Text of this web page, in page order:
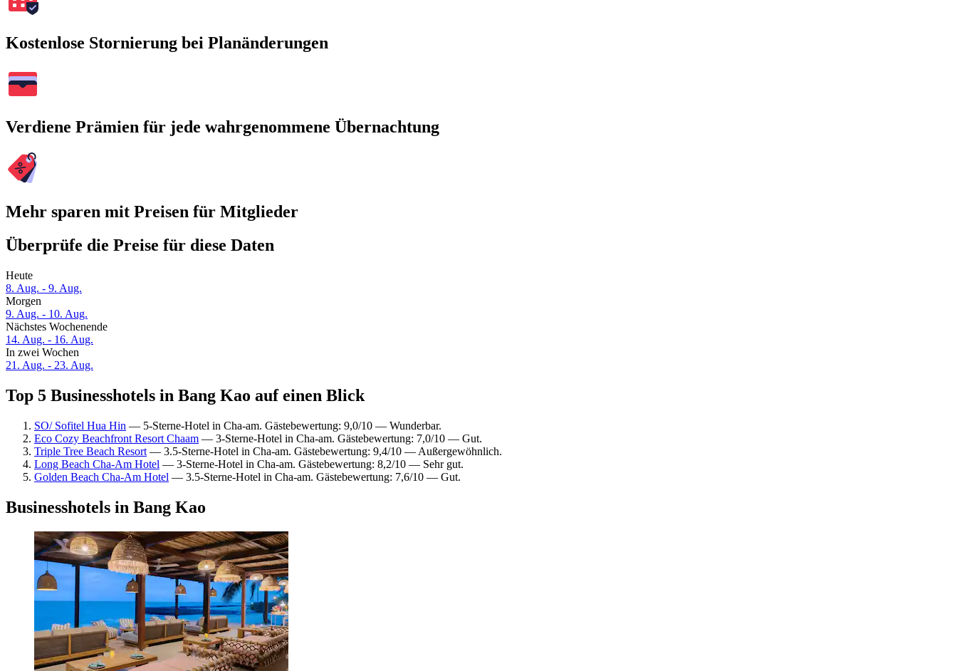
Kostenlose Stornierung bei Planänderungen
Verdiene Prämien für jede wahrgenommene Übernachtung
Mehr sparen mit Preisen für Mitglieder
Überprüfe die Preise für diese Daten
Heute
8. Aug. - 9. Aug.
Morgen
9. Aug. - 10. Aug.
Nächstes Wochenende
14. Aug. - 16. Aug.
In zwei Wochen
21. Aug. - 23. Aug.
Top 5 Businesshotels in Bang Kao auf einen Blick
SO/ Sofitel Hua Hin — 5-Sterne-Hotel in Cha-am. Gästebewertung: 9,0/10 — Wunderbar.
Eco Cozy Beachfront Resort Chaam — 3-Sterne-Hotel in Cha-am. Gästebewertung: 7,0/10 — Gut.
Triple Tree Beach Resort — 3.5-Sterne-Hotel in Cha-am. Gästebewertung: 9,4/10 — Außergewöhnlich.
Long Beach Cha-Am Hotel — 3-Sterne-Hotel in Cha-am. Gästebewertung: 8,2/10 — Sehr gut.
Golden Beach Cha-Am Hotel — 3.5-Sterne-Hotel in Cha-am. Gästebewertung: 7,6/10 — Gut.
Businesshotels in Bang Kao